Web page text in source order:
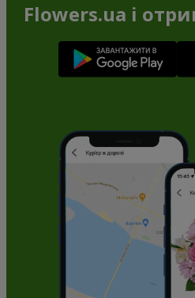
Flowers.ua і